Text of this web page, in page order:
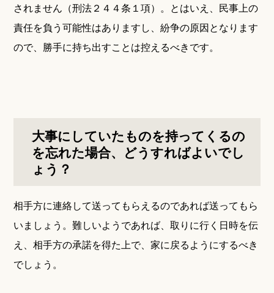
されません（刑法２４４条１項）。とはいえ、民事上の
責任を負う可能性はありますし、紛争の原因となります
ので、勝手に持ち出すことは控えるべきです。
大事にしていたものを持ってくるの
を忘れた場合、どうすればよいでし
ょう？
相手方に連絡して送ってもらえるのであれば送ってもら
いましょう。難しいようであれば、取りに行く日時を伝
え、相手方の承諾を得た上で、家に戻るようにするべき
でしょう。